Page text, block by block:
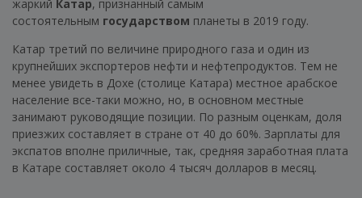
жаркий Катар, признанный самым
состоятельным государством планеты в 2019 году.
Катар третий по величине природного газа и один из
крупнейших экспортеров нефти и нефтепродуктов. Тем не
менее увидеть в Дохе (столице Катара) местное арабское
население все-таки можно, но, в основном местные
занимают руководящие позиции. По разным оценкам, доля
приезжих составляет в стране от 40 до 60%. Зарплаты для
экспатов вполне приличные, так, средняя заработная плата
в Катаре составляет около 4 тысяч долларов в месяц.